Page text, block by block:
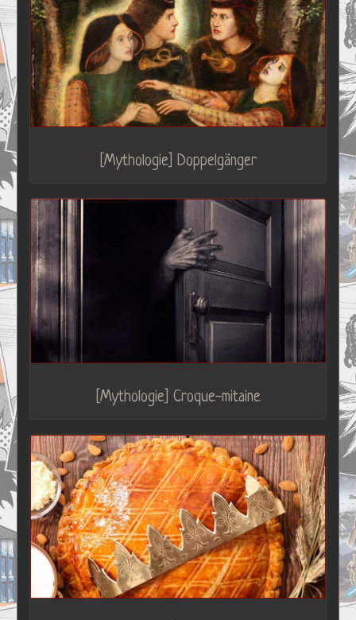
[Mythologie] Doppelgänger
[Mythologie] Croque-mitaine